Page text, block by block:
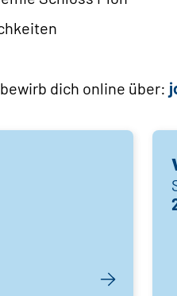
dich online über: